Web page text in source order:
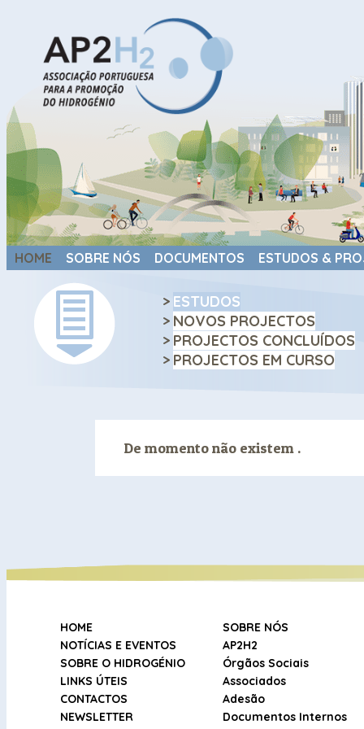
HOME SOBRE NÓS DOCUMENTOS ESTUDOS &
> ESTUDOS
> NOVOS PROJECTOS
> PROJECTOS CONCLUÍDOS
> PROJECTOS EM CURSO
De momento não existem .
HOME
SOBRE NÓS
NOTÍCIAS E EVENTOS
AP2H2
SOBRE O HIDROGÉNIO
Órgãos Sociais
LINKS ÚTEIS
Associados
CONTACTOS
Adesão
NEWSLETTER
Documentos Internos